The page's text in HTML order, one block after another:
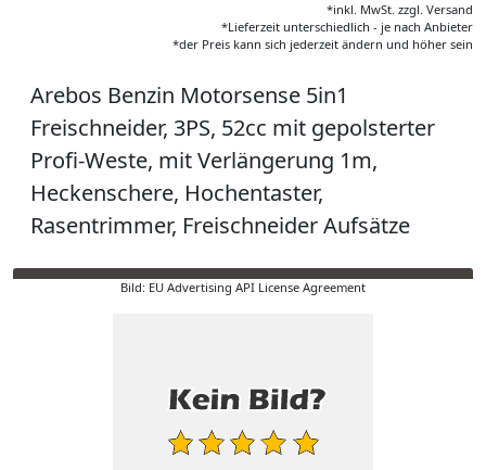
*inkl. MwSt. zzgl. Versand
*Lieferzeit unterschiedlich - je nach Anbieter
*der Preis kann sich jederzeit ändern und höher sein
Arebos Benzin Motorsense 5in1
Freischneider, 3PS, 52cc mit gepolsterter
Profi-Weste, mit Verlängerung 1m,
Heckenschere, Hochentaster,
Rasentrimmer, Freischneider Aufsätze
Bild: EU Advertising API License Agreement